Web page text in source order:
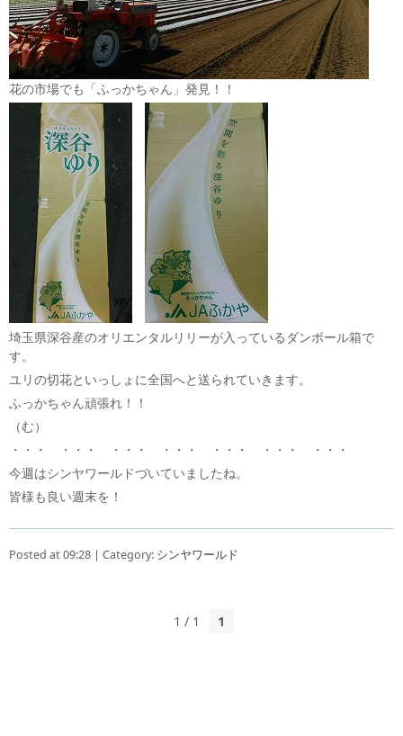
花の市場でも「ふっかちゃん」発見！！
埼玉県深谷産のオリエンタルリリーが入っているダンボール箱で
す。
ユリの切花といっしょに全国へと送られていきます。
ふっかちゃん頑張れ！！
（む）
・・・ ・・・ ・・・ ・・・ ・・・ ・・・ ・・・
今週はシンヤワールドづいていましたね。
皆様も良い週末を！
Posted at 09:28 | Category: シンヤワールド
1 / 1 1